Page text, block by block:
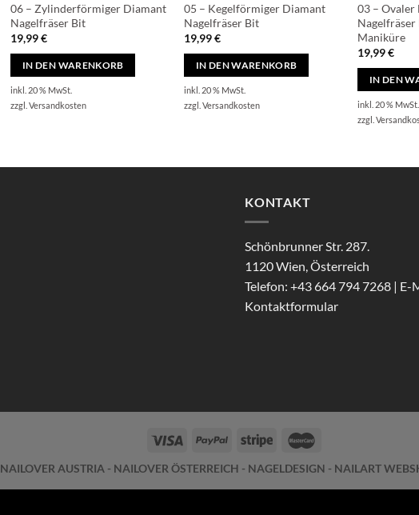
06 – Zylinderförmiger Diamant
Nagelfräser Bit
19,99€
IN DEN WARENKORB
inkl. 20 % MwSt.
zzgl.Versandkosten
05 – Kegelförmiger Diamant
Nagelfräser Bit
19,99€
IN DEN WARENKORB
inkl. 20 % MwSt.
zzgl.Versandkosten
03 – Ovaler
Maniküre
19,99€
IN DEN
inkl. 20 % MwSt.
zzgl.
KONTAKT
Schönbrunner Str. 287.
1120 Wien, Österreich
Telefon: +43 664 794 7268 |
Kontaktformular
NAILOVER AUSTRIA - NAILOVER ÖSTERREICH - NAGELDESIGN - NAILART